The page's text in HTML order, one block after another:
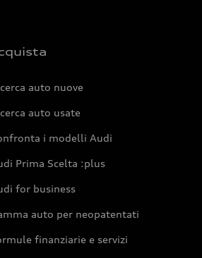
auto nuove
auto usate
i modelli Audi
Prima Scelta :plus
for business
auto per neopatentati
finanziarie e servizi